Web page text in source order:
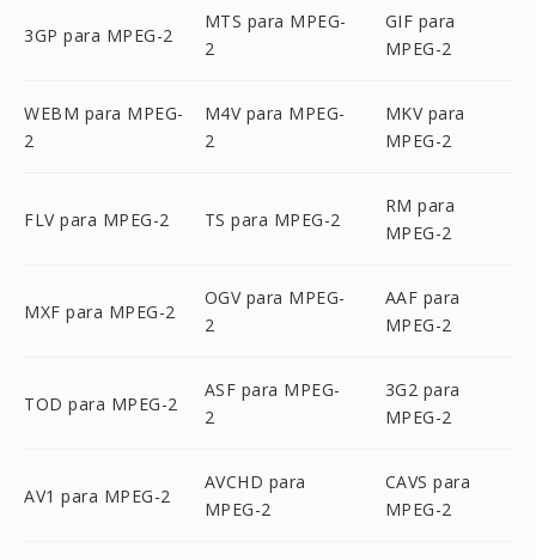
3GP para MPEG-2
MTS para MPEG-
2
GIF para
MPEG-2
WEBM para MPEG-
2
M4V para MPEG-
2
MKV para
MPEG-2
FLV para MPEG-2 TS para MPEG-2
RM para
MPEG-2
MXF para MPEG-2
OGV para MPEG-
2
AAF para
MPEG-2
TOD para MPEG-2
ASF para MPEG-
2
3G2 para
MPEG-2
AV1 para MPEG-2
AVCHD para
MPEG-2
CAVS para
MPEG-2